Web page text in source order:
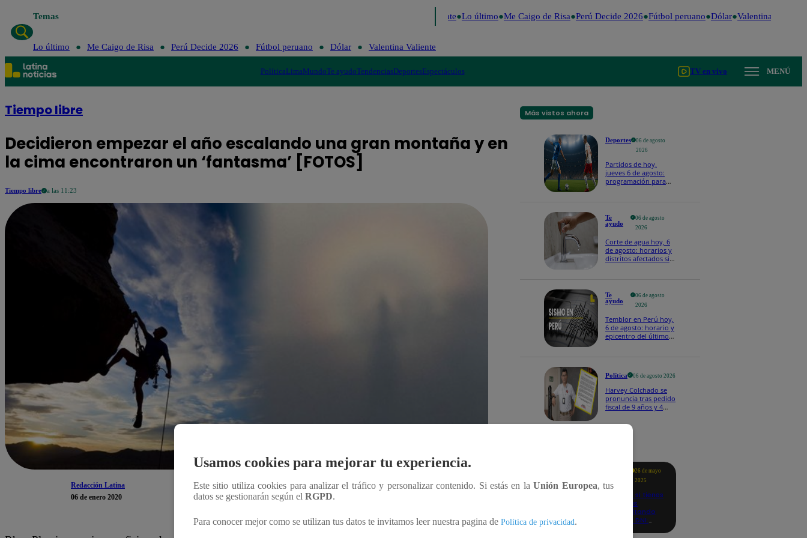
Temas Valentina Valiente Lo último Me Caigo de Risa Perú Decide 2026 Fútbol peruano Dólar Valentina Valiente
Lo último Me Caigo de Risa Perú Decide 2026 Fútbol peruano Dólar Valentina Valiente
PolíticaLimaMundoTe ayudoTendenciasDeportesEspectáculos TV en vivo MENÚ
Tiempo libre
Decidieron empezar el año escalando una gran montaña y en
la cima encontraron un ‘fantasma’ [FOTOS]
Tiempo libre a las 11:23
Redacción Latina
06 de enero 2020
Compartir
Más vistos ahora
Deportes
06 de agosto
2026
Partidos de hoy,
jueves 6 de agosto:
programación para
Te
ayudo
06 de agosto
2026
Corte de agua hoy, 6
de agosto: horarios y
distritos afectados sin
Te
ayudo
06 de agosto
2026
Temblor en Perú hoy,
6 de agosto: horario y
epicentro del último
Política 06 de agosto 2026
Harvey Colchado se
pronuncia tras pedido
fiscal de 9 años y 4
su contra
26 de mayo
2025
Revisa si tienes
deudas
consultando
con tu DNI:
Usamos cookies para mejorar tu experiencia.
Este sitio utiliza cookies para analizar el tráfico y personalizar contenido. Si estás en laUnión Europea, tus
datos se gestionarán según el RGPD.
Para conocer mejor como se utilizan tus datos te invitamos leer nuestra pagina de Política de privacidad.